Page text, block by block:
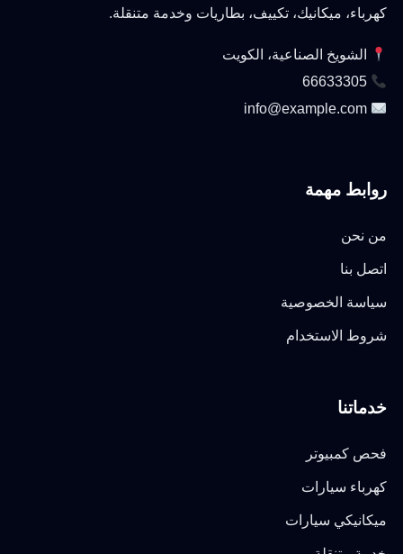
كهرباء، ميكانيك، تكييف، بطاريات وخدمة متنقلة.
الشويخ الصناعية، الكويت
66633305
info@example.com
روابط مهمة
من نحن
اتصل بنا
سياسة الخصوصية
شروط الاستخدام
خدماتنا
فحص كمبيوتر
كهرباء سيارات
ميكانيكي سيارات